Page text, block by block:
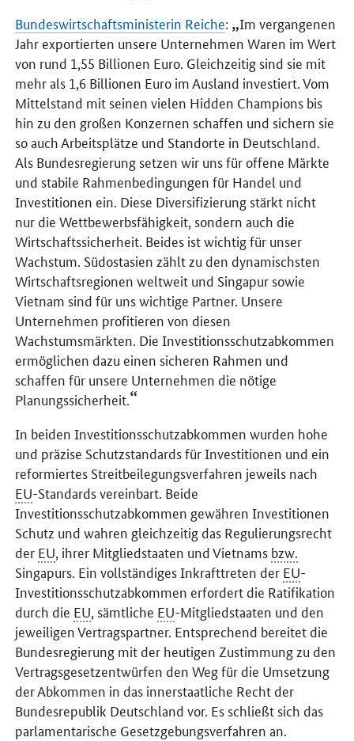
Bundeswirtschaftsministerin Reiche: Im vergangenen
Jahr exportierten unsere Unternehmen Waren im Wert
von rund 1,55 Billionen Euro. Gleichzeitig sind sie mit
mehr als 1,6 Billionen Euro im Ausland investiert. Vom
Mittelstand mit seinen vielen Hidden Champions bis
hin zu den großen Konzernen schaffen und sichern sie
so auch Arbeitsplätze und Standorte in Deutschland.
Als Bundesregierung setzen wir uns für offene Märkte
und stabile Rahmenbedingungen für Handel und
Investitionen ein. Diese Diversifizierung stärkt nicht
nur die Wettbewerbsfähigkeit, sondern auch die
Wirtschaftssicherheit. Beides ist wichtig für unser
Wachstum. Südostasien zählt zu den dynamischsten
Wirtschaftsregionen weltweit und Singapur sowie
Vietnam sind für uns wichtige Partner. Unsere
Unternehmen profitieren von diesen
Wachstumsmärkten. Die Investitionsschutzabkommen
ermöglichen dazu einen sicheren Rahmen und
schaffen für unsere Unternehmen die nötige
Planungssicherheit.
In beiden Investitionsschutzabkommen wurden hohe
und präzise Schutzstandards für Investitionen und ein
reformiertes Streitbeilegungsverfahren jeweils nach
EU-Standards vereinbart. Beide
Investitionsschutzabkommen gewähren Investitionen
Schutz und wahren gleichzeitig das Regulierungsrecht
der EU, ihrer Mitgliedstaaten und Vietnams bzw.
Singapurs. Ein vollständiges Inkrafttreten der EU-
Investitionsschutzabkommen erfordert die Ratifikation
durch die EU, sämtliche EU-Mitgliedstaaten und den
jeweiligen Vertragspartner. Entsprechend bereitet die
Bundesregierung mit der heutigen Zustimmung zu den
Vertragsgesetzentwürfen den Weg für die Umsetzung
der Abkommen in das innerstaatliche Recht der
Bundesrepublik Deutschland vor. Es schließt sich das
parlamentarische Gesetzgebungsverfahren an.